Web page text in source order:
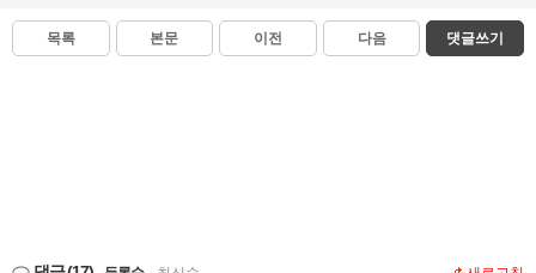
목록 본문 이전 다음 댓글쓰기